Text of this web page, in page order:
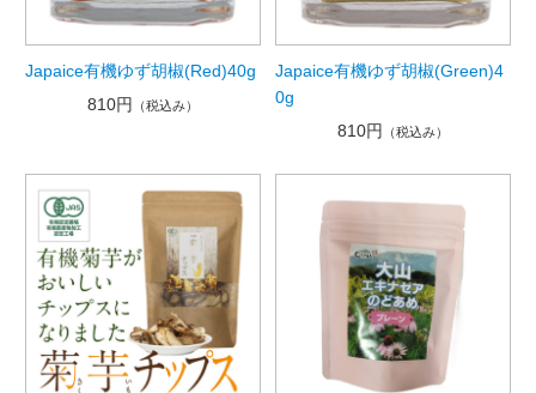
Japaice有機ゆず胡椒(Red)40g
810円
（税込み）
Japaice有機ゆず胡椒(Green)4
0g
810円
（税込み）